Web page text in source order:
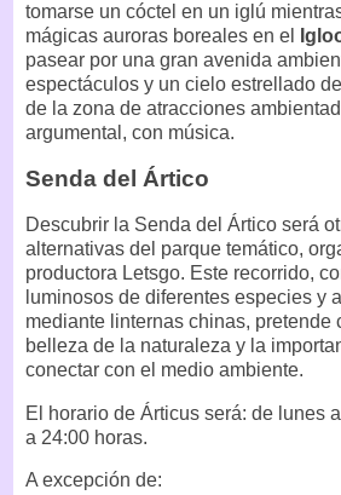
tomarse un cóctel en un iglú
mágicas auroras boreales en el
pasear por una gran avenida
espectáculos y un cielo estrellado
de la zona de atracciones
argumental, con música.
Senda del Ártico
Descubrir la Senda del Ártico será
alternativas del parque temático,
productora Letsgo. Este recorrido,
luminosos de diferentes especies y
mediante linternas chinas, pretende
belleza de la naturaleza y la
conectar con el medio ambiente.
El horario de Árticus será: de lunes
a 24:00 horas.
A excepción de: